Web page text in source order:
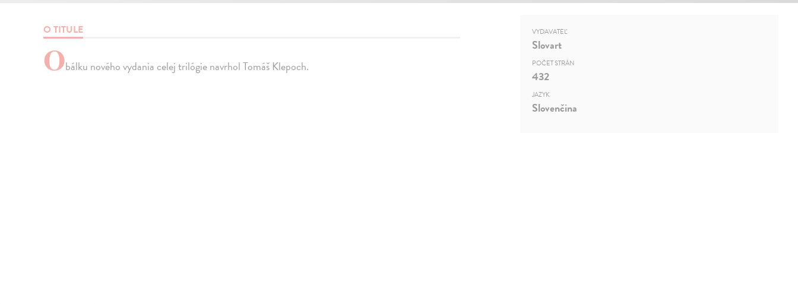
O TITULE
Obálku nového vydania celej trilógie navrhol Tomáš Klepoch.
VYDAVATEĽ
Slovart
POČET STRÁN
432
JAZYK
Slovenčina